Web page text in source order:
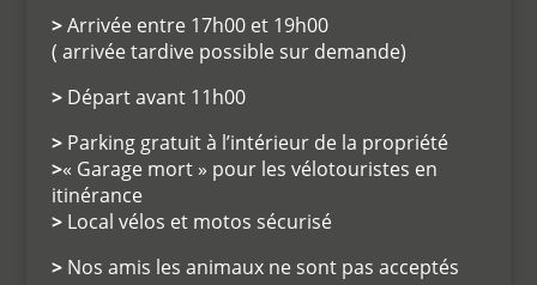
>Arrivée entre 17h00 et 19h00
( arrivée tardive possible sur demande)
>Départ avant 11h00
>Parking gratuit à l’intérieur de la propriété
>« Garage mort » pour les vélotouristes en
itinérance
>Local vélos et motos sécurisé
>Nos amis les animaux ne sont pas acceptés